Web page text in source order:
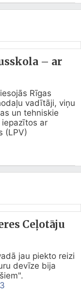
– ar
Rīgas
vadītāji, viņu
un tehniskie
ar
(LPV)
Ceļotāju
jau piekto reizi
devīze bija